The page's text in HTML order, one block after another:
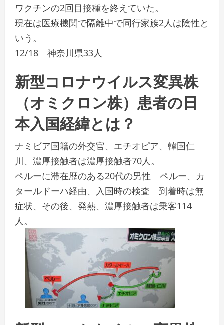
ワクチンの2回目接種を終えていた。
現在は医療機関で隔離中で同行家族2人は陰性と
いう。
12/18 神奈川県33人
新型コロナウイルス変異株
（オミクロン株）患者の日
本入国経緯とは？
ナミビア国籍の外交官、エチオピア、韓国仁
川、濃厚接触者は濃厚接触者70人。
ペルーに滞在歴のある20代の男性 ペルー、カ
タールドーハ経由、入国時の検査 到着時は無
症状、その後、発熱、濃厚接触者は乗客114
人。